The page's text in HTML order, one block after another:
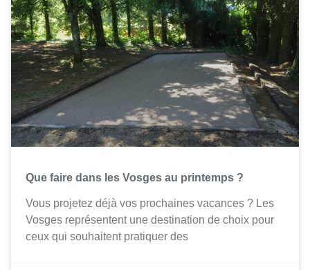
Que faire dans les Vosges au printemps ?
Vous projetez déjà vos prochaines vacances ? Les
Vosges représentent une destination de choix pour
ceux qui souhaitent pratiquer des